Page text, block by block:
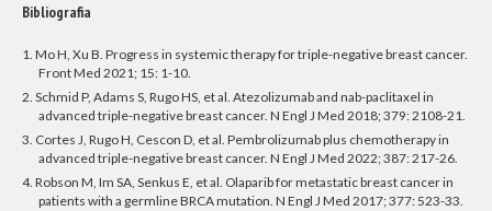
Bibliografia
1. Mo H, Xu B. Progress in systemic therapy for triple-negative breast cancer.
Front Med 2021; 15: 1-10.
2. Schmid P, Adams S, Rugo HS, et al. Atezolizumab and nab-paclitaxel in
advanced triple-negative breast cancer. N Engl J Med 2018; 379: 2108-21.
3. Cortes J, Rugo H, Cescon D, et al. Pembrolizumab plus chemotherapy in
advanced triple-negative breast cancer. N Engl J Med 2022; 387: 217-26.
4. Robson M, Im SA, Senkus E, et al. Olaparib for metastatic breast cancer in
patients with a germline BRCA mutation. N Engl J Med 2017; 377: 523-33.